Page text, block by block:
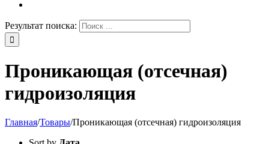
Результат поиска:
Проникающая (отсечная)
гидроизоляция
Главная/Товары/Проникающая (отсечная) гидроизоляция